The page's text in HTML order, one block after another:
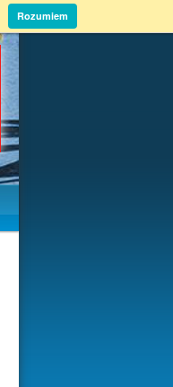
Rozumiem